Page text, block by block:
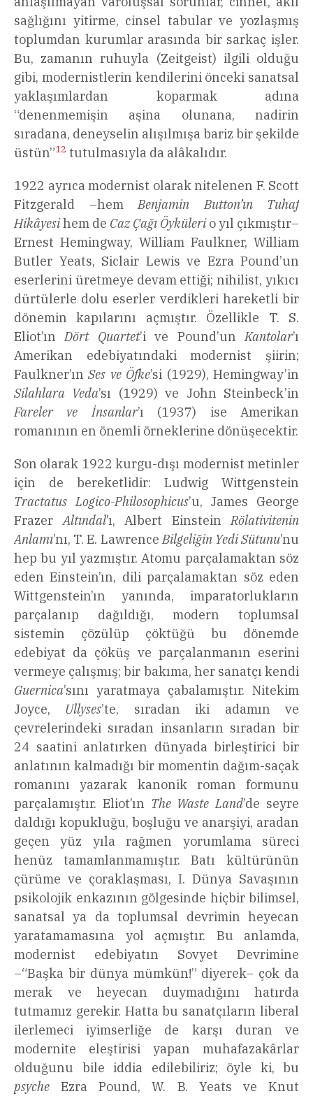
sağlığını yitirme, cinsel tabular ve yozlaşmış
toplumdan kurumlar arasında bir sarkaç işler.
Bu, zamanın ruhuyla (Zeitgeist) ilgili olduğu
gibi, modernistlerin kendilerini önceki sanatsal
yaklaşımlardan koparmak adına
“denenmemişin aşina olunana, nadirin
sıradana, deneyselin alışılmışa bariz bir şekilde
üstün”12 tutulmasıyla da alâkalıdır.
1922 ayrıca modernist olarak nitelenen F. Scott
Fitzgerald –hem Benjamin Button’ın Tuhaf
Hikâyesihem de Caz Çağı Öykülerio yıl çıkmıştır–
Ernest Hemingway, William Faulkner, William
Butler Yeats, Siclair Lewis ve Ezra Pound’un
eserlerini üretmeye devam ettiği; nihilist, yıkıcı
dürtülerle dolu eserler verdikleri hareketli bir
dönemin kapılarını açmıştır. Özellikle T. S.
Eliot’ın Dört Quartet’i ve Pound’un Kantolar’ı
Amerikan edebiyatındaki modernist şiirin;
Faulkner’ınSes ve Öfke’si (1929), Hemingway’in
Silahlara Veda’sı (1929) ve John Steinbeck’in
Fareler ve İnsanlar’ı (1937) ise Amerikan
romanının en önemli örneklerine dönüşecektir.
Son olarak 1922 kurgu-dışı modernist metinler
için de bereketlidir: Ludwig Wittgenstein
Tractatus Logico-Philosophicus’u, James George
Frazer Altındal’ı, Albert Einstein Rölativitenin
Anlamı’nı, T. E. Lawrence Bilgeliğin Yedi Sütunu’nu
hep bu yıl yazmıştır. Atomu parçalamaktan söz
eden Einstein’ın, dili parçalamaktan söz eden
Wittgenstein’ın yanında, imparatorlukların
parçalanıp dağıldığı, modern toplumsal
sistemin çözülüp çöktüğü bu dönemde
edebiyat da çöküş ve parçalanmanın eserini
vermeye çalışmış; bir bakıma, her sanatçı kendi
Guernica’sını yaratmaya çabalamıştır. Nitekim
Joyce, Ullyses’te, sıradan iki adamın ve
çevrelerindeki sıradan insanların sıradan bir
24 saatini anlatırken dünyada birleştirici bir
anlatının kalmadığı bir momentin dağım-saçak
romanını yazarak kanonik roman formunu
parçalamıştır. Eliot’ın The Waste Land’de seyre
daldığı kopukluğu, boşluğu ve anarşiyi, aradan
geçen yüz yıla rağmen yorumlama süreci
henüz tamamlanmamıştır. Batı kültürünün
çürüme ve çoraklaşması, I. Dünya Savaşının
psikolojik enkazının gölgesinde hiçbir bilimsel,
sanatsal ya da toplumsal devrimin heyecan
yaratamamasına yol açmıştır. Bu anlamda,
modernist edebiyatın Sovyet Devrimine
–“Başka bir dünya mümkün!” diyerek– çok da
merak ve heyecan duymadığını hatırda
tutmamız gerekir. Hatta bu sanatçıların liberal
ilerlemeci iyimserliğe de karşı duran ve
modernite eleştirisi yapan muhafazakârlar
olduğunu bile iddia edilebiliriz; öyle ki, bu
psyche Ezra Pound, W. B. Yeats ve Knut